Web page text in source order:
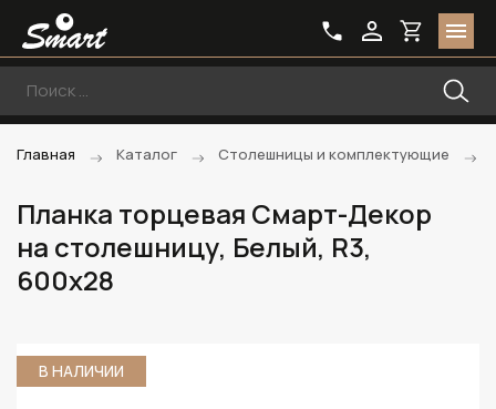
Главная Каталог Столешницы и комплектующие
Планка торцевая Смарт-Декор
на столешницу, Белый, R3,
600x28
В НАЛИЧИИ